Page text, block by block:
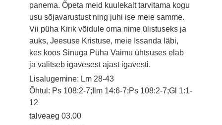
panema. Õpeta meid kuulekalt tarvitama kogu
usu sõjavarustust ning juhi ise meie samme.
Vii püha Kirik võidule oma nime ülistuseks ja
auks, Jeesuse Kristuse, meie Issanda läbi,
kes koos Sinuga Püha Vaimu ühtsuses elab
ja valitseb igavesest ajast igavesti.
Lisalugemine: Lm 28-43
Õhtul: Ps 108:2-7;Ilm 14:6-7;Ps 108:2-7;Gl 1:1-
12
talveaeg 03.00